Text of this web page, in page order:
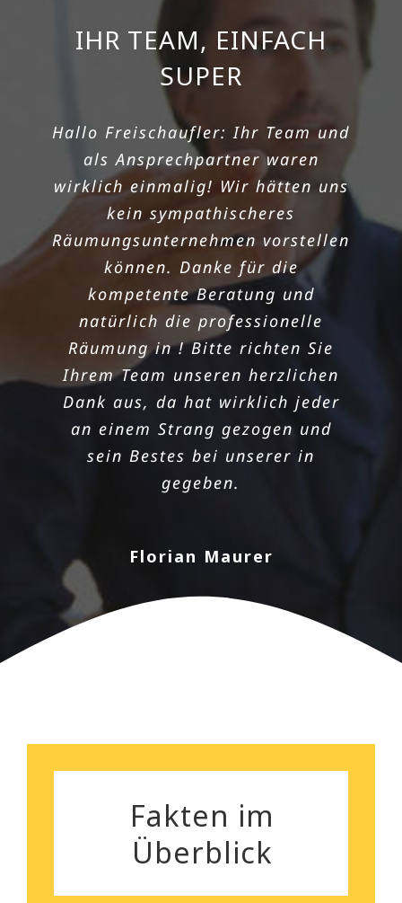
IHR TEAM, EINFACH
SUPER
Hallo Freischaufler: Ihr Team und
als Ansprechpartner waren
wirklich einmalig! Wir hätten uns
kein sympathischeres
Räumungsunternehmen vorstellen
können. Danke für die
kompetente Beratung und
natürlich die professionelle
Räumung in ! Bitte richten Sie
Ihrem Team unseren herzlichen
Dank aus, da hat wirklich jeder
an einem Strang gezogen und
sein Bestes bei unserer in
gegeben.
Florian Maurer
UNSCHLAGBARES
ANGEBOT MIT
SCHNELLEM
RÄUMUNGSTERMIN
Die Wohnung meiner Tante sollte
nach dem Todesfall bis zum
Monatsende geräumt werden. Die
Freischaufler machten es
möglich! Unsere in hat
einwandfrei geklappt, dank super
schnellem Termin! Danke noch
mal für die sorgenlose Räumung.
Das Preisleistungsverhältnis ist
wirklich überzeugend und das
Team aus sehr nett und zügig. Ich
Fakten im
Überblick